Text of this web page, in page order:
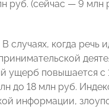
руб. (сейчас — 9 млн
когда речь
ущерб повышается с
до 18 млн руб.
информации,